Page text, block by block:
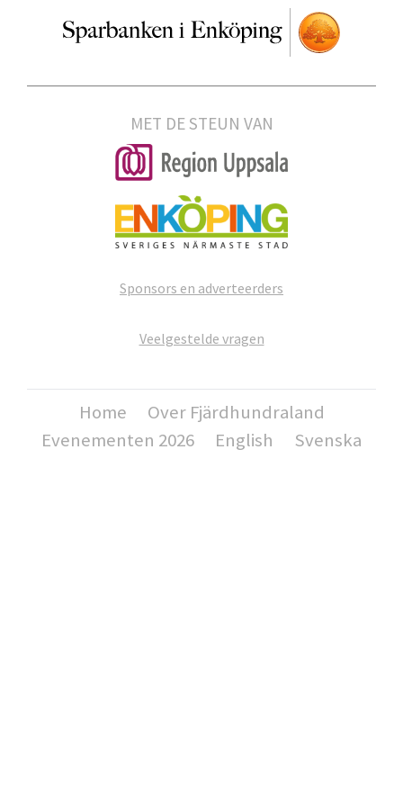
MET DE STEUN VAN
Sponsors en adverteerders
Veelgestelde vragen
Home
Over Fjärdhundraland
Evenementen 2026
English Svenska